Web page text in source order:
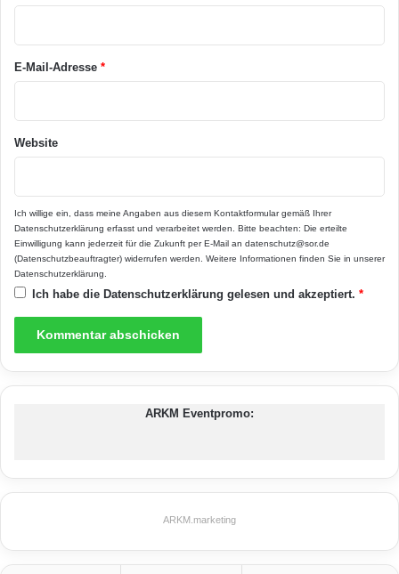
Wesentlich ist, dass das
Fassadendämmsystem von einem
Fachhandwerker angebracht wird. Denn viele
technische Regelwerke müssen eingehalten
werden, damit das System auf lange Sicht
funktioniert. Tipp: Über einen Fördermittel-
Check erhalten Hausbesitzer einen Überblick
Straße 50, 64372 Ober-Ramstadt, Telefon
*
E-Mail-Adresse *
Website
Ich willige ein, dass meine Angaben aus diesem Kontaktformular gemäß Ihrer
Datenschutzerklärung erfasst und verarbeitet werden. Bitte beachten: Die erteilte
Einwilligung kann jederzeit für die Zukunft per E-Mail an datenschutz@sor.de
(Datenschutzbeauftragter) widerrufen werden. Weitere Informationen finden Sie in unserer
Datenschutzerklärung.
Ich habe die Datenschutzerklärung gelesen und akzeptiert. *
ARKM Eventpromo:
ARKM.marketing